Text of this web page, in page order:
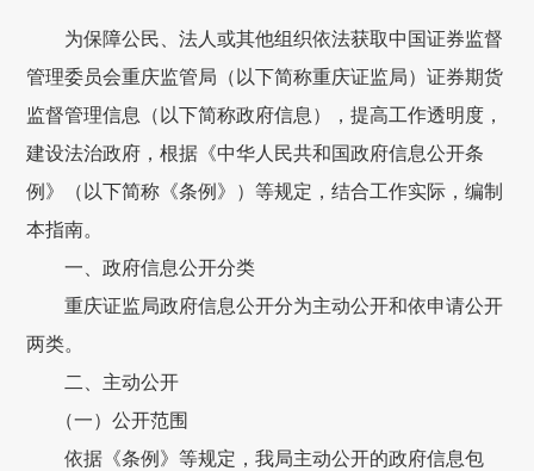
为保障公民、法人或其他组织依法获取中国证券监督
管理委员会重庆监管局（以下简称重庆证监局）证券期货
监督管理信息（以下简称政府信息），提高工作透明度，
建设法治政府，根据《中华人民共和国政府信息公开条
例》（以下简称《条例》）等规定，结合工作实际，编制
本指南。
一、政府信息公开分类
重庆证监局政府信息公开分为主动公开和依申请公开
两类。
二、主动公开
（一）公开范围
依据《条例》等规定，我局主动公开的政府信息包